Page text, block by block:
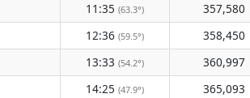
11:35 (63.3°) 357,580
12:36 (59.5°) 358,450
13:33 (54.2°) 360,997
14:25 (47.9°) 365,093